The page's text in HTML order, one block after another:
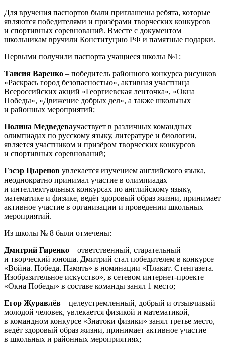
Для вручения паспортов были приглашены ребята, которые
являются победителями и призёрами творческих конкурсов
и спортивных соревнований. Вместе с документом
школьникам вручили Конституцию РФ и памятные подарки.
Первыми получили паспорта учащиеся школы №1:
Таисия Варенко – победитель районного конкурса рисунков
«Раскрась город безопасностью», активная участница
Всероссийских акций «Георгиевская ленточка», «Окна
Победы», «Движение добрых дел», а также школьных
и районных мероприятий;
Полина Медведеваучаствует в различных командных
олимпиадах по русскому языку, литературе и биологии,
является участником и призёром творческих конкурсов
и спортивных соревнований;
Гэсэр Цыренов увлекается изучением английского языка,
неоднократно принимал участие в олимпиадах
и интеллектуальных конкурсах по английскому языку,
математике и физике, ведёт здоровый образ жизни, принимает
активное участие в организации и проведении школьных
мероприятий.
Из школы № 8 были отмечены:
Дмитрий Гиренко – ответственный, старательный
и творческий юноша. Дмитрий стал победителем в конкурсе
«Война. Победа. Память» в номинации «Плакат. Стенгазета.
Изобразительное искусство», в сетевом интернет-проекте
«Окна Победы» в составе команды занял 1 место;
Егор Журавлёв – целеустремленный, добрый и отзывчивый
молодой человек, увлекается физикой и математикой,
в командном конкурсе «Знатоки физики» занял третье место,
ведёт здоровый образ жизни, принимает активное участие
в школьных и районных мероприятиях;